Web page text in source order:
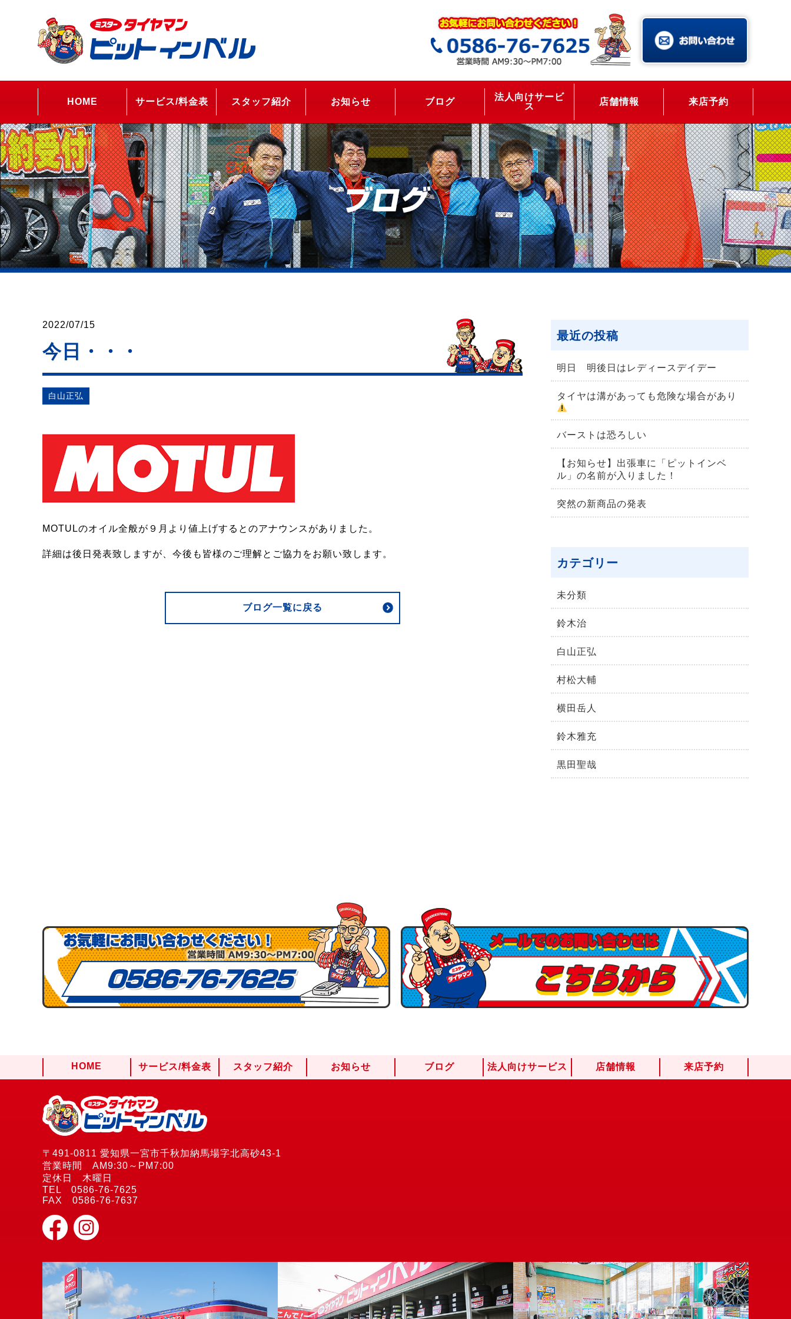
HOME サービス/料金表 スタッフ紹介 お知らせ ブログ
法人向けサービ
ス
店舗情報 来店予約
2022/07/15
今日・・・
⽩⼭正弘
MOTULのオイル全般が９月より値上げするとのアナウンスがありました。
詳細は後日発表致しますが、今後も皆様のご理解とご協力をお願い致します。
ブログ一覧に戻る
最近の投稿
明日 明後日はレディースデイデー
タイヤは溝があっても危険な場合があり
バーストは恐ろしい
【お知らせ】出張車に「ピットインベ
ル」の名前が入りました！
突然の新商品の発表
カテゴリー
未分類
鈴⽊治
⽩⼭正弘
村松⼤輔
横⽥岳⼈
鈴木雅充
黒田聖哉
HOME サービス/料金表 スタッフ紹介 お知らせ ブログ 法人向けサービス 店舗情報 来店予約
〒491-0811 愛知県一宮市千秋加納馬場字北高砂43-1
営業時間 AM9:30～PM7:00
定休日 木曜日
TEL 0586-76-7625
FAX 0586-76-7637